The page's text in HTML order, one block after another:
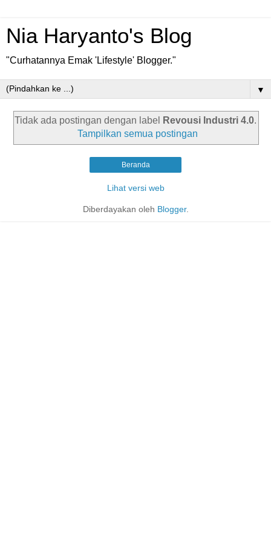
Nia Haryanto's Blog
"Curhatannya Emak 'Lifestyle' Blogger."
▼
Tidak ada postingan dengan label Revousi Industri 4.0.
Tampilkan semua postingan
Beranda
Lihat versi web
Diberdayakan oleh Blogger.